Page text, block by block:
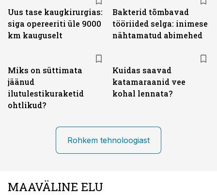
Uus tase kaugkirurgias:
siga opereeriti üle 9000
km kauguselt
Bakterid tõmbavad
tööriided selga: inimese
nähtamatud abimehed
Miks on süttimata
jäänud
ilutulestikuraketid
ohtlikud?
Kuidas saavad
katamaraanid vee
kohal lennata?
Rohkem tehnoloogiast
MAAVÄLINE ELU